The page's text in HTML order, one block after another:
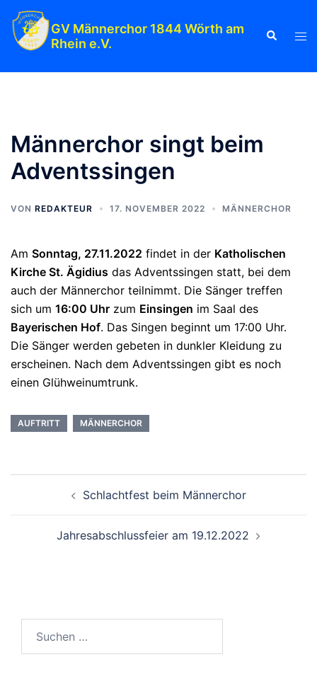
Zum
Inhalt
springen
GV Männerchor 1844 Wörth am
Rhein e.V.
Suche
Männerchor singt beim
Adventssingen
VON REDAKTEUR 17. NOVEMBER 2022 MÄNNERCHOR
Am Sonntag, 27.11.2022 findet in der Katholischen
Kirche St. Ägidius das Adventssingen statt, bei dem
auch der Männerchor teilnimmt. Die Sänger treffen
sich um 16:00 Uhr zum Einsingen im Saal des
Bayerischen Hof. Das Singen beginnt um 17:00 Uhr.
Die Sänger werden gebeten in dunkler Kleidung zu
erscheinen. Nach dem Adventssingen gibt es noch
einen Glühweinumtrunk.
AUFTRITT MÄNNERCHOR
Schlachtfest beim Männerchor
Jahresabschlussfeier am 19.12.2022
nach: